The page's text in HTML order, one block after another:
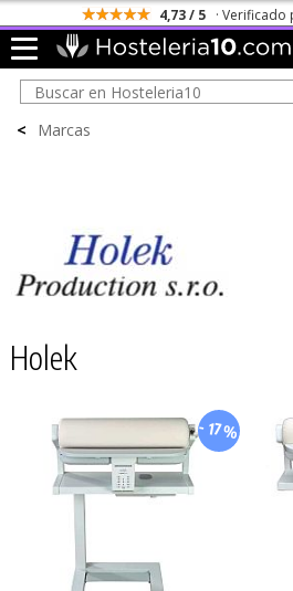
4,73 / 5 · Verificado
< Marcas
Holek
- 17%